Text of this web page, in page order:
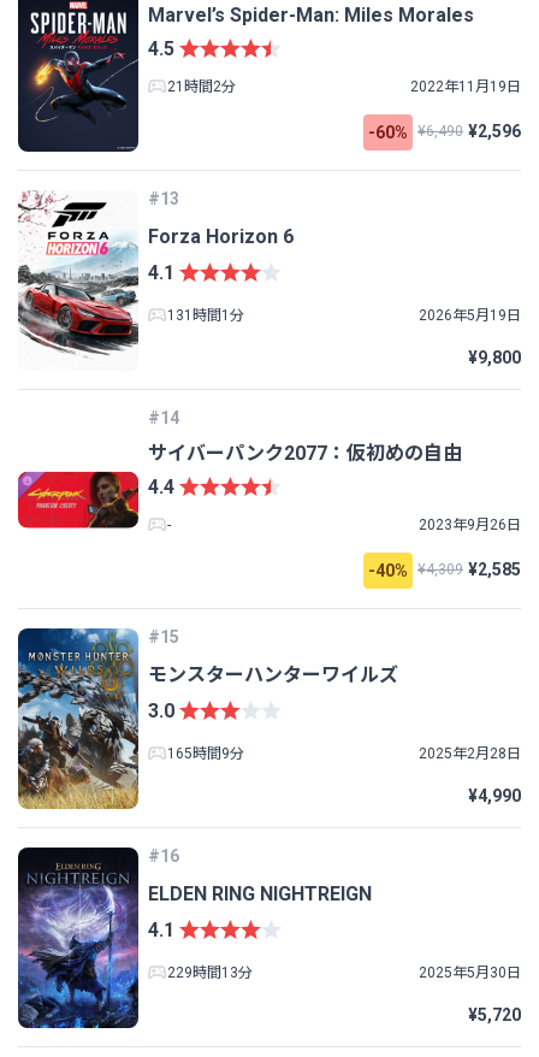
Marvel’s Spider-Man: Miles Morales
-60% ¥6,490 ¥2,596
4.5
21時間2分 2022年11月19日
#13
Forza Horizon 6
¥9,800
4.1
131時間1分 2026年5月19日
#14
サイバーパンク2077：仮初めの自由
-40% ¥4,309 ¥2,585
4.4
- 2023年9月26日
#15
モンスターハンターワイルズ
¥4,990
3.0
165時間9分 2025年2月28日
#16
ELDEN RING NIGHTREIGN
¥5,720
4.1
229時間13分 2025年5月30日